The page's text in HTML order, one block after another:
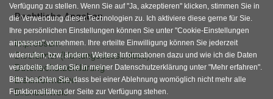
Rechtliche Angaben
Impressum
Disclaimer (Haftungsausschluss)
Datenschutzerklärung
Erstinformation
Bildnachweis
Verfügung zu stellen. Wenn Sie auf "Ja, akzeptieren" klicken, stimmen Sie in
die Verwendung dieser Technologien zu. Ich aktiviere diese gerne für Sie.
Ihre persönlichen Einstellungen können Sie unter "Cookie-Einstellungen
anpassen" vornehmen. Ihre erteilte Einwilligung können Sie jederzeit
widerrufen, bzw. ändern. Weitere Informationen dazu und wie ich die Daten
verarbeite, finden Sie in meiner Datenschutzerklärung unter "Mehr erfahren".
Bitte beachten Sie, dass bei einer Ablehnung womöglich nicht mehr alle
Funktionalitäten der Seite zur Verfügung stehen.